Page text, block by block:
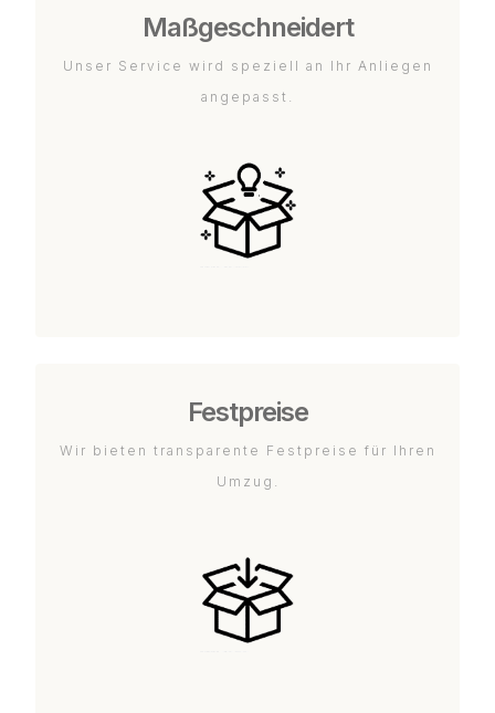
Maßgeschneidert
Unser Service wird speziell an Ihr Anliegen
angepasst.
Festpreise
Wir bieten transparente Festpreise für Ihren
Umzug.